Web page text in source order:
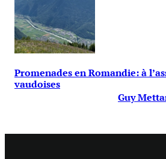
Promenades en Romandie: à
vaudoises
Guy